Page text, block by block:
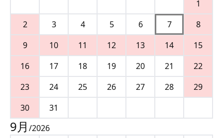
1
2
3 4 5 6 7
8
9
10 11 12 13 14
15
16
17 18 19 20 21
22
23
24 25 26 27 28
29
30
31
9月 /2026